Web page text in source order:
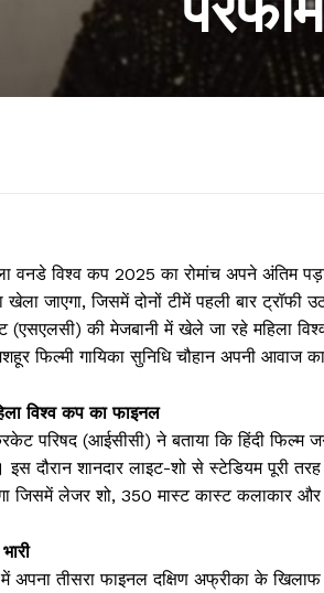
वनडे विश्व कप 2025 का रोमांच अपने अंतिम
खेला जाएगा, जिसमें दोनों टीमें पहली बार
(एसएलसी) की मेजबानी में खेले जा रहे महिला
फिल्मी गायिका सुनिधि चौहान अपनी आवाज
विश्व कप का फाइनल
परिषद (आईसीसी) ने बताया कि हिंदी फिल्म
इस दौरान शानदार लाइट-शो से स्टेडियम पूरी
जिसमें लेजर शो, 350 मास्ट कास्ट कलाकार और
में अपना तीसरा फाइनल दक्षिण अफ्रीका के